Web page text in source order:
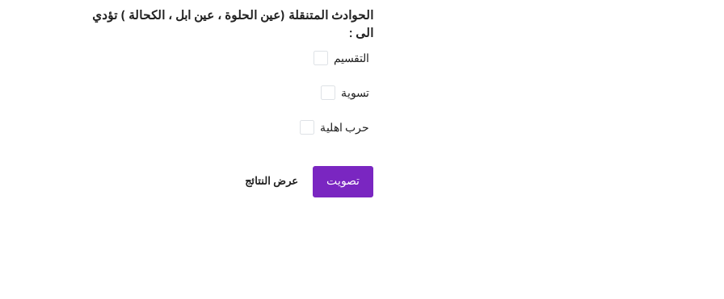
الحوادث المتنقلة (عين الحلوة ، عين ابل ، الكحالة ) تؤدي
الى :
التقسيم
تسوية
حرب اهلية
تصويت عرض النتائج